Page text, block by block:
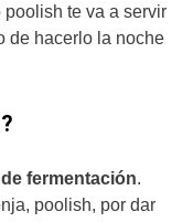
poolish te va a servir
de hacerlo la noche
fermentación.
poolish, por dar